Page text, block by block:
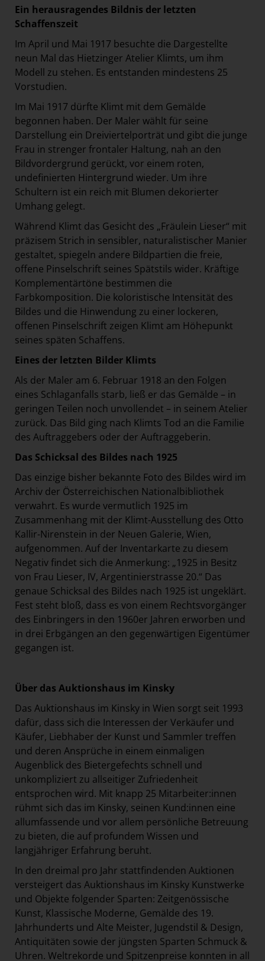
Ein herausragendes Bildnis der letzten
Schaffenszeit
Im April und Mai 1917 besuchte die Dargestellte
neun Mal das Hietzinger Atelier Klimts, um ihm
Modell zu stehen. Es entstanden mindestens 25
Vorstudien.
Im Mai 1917 dürfte Klimt mit dem Gemälde
begonnen haben. Der Maler wählt für seine
Darstellung ein Dreiviertelporträt und gibt die junge
Frau in strenger frontaler Haltung, nah an den
Bildvordergrund gerückt, vor einem roten,
undefinierten Hintergrund wieder. Um ihre
Schultern ist ein reich mit Blumen dekorierter
Umhang gelegt.
Während Klimt das Gesicht des „Fräulein Lieser“ mit
präzisem Strich in sensibler, naturalistischer Manier
gestaltet, spiegeln andere Bildpartien die freie,
offene Pinselschrift seines Spätstils wider. Kräftige
Komplementärtöne bestimmen die
Farbkomposition. Die koloristische Intensität des
Bildes und die Hinwendung zu einer lockeren,
offenen Pinselschrift zeigen Klimt am Höhepunkt
seines späten Schaffens.
Eines der letzten Bilder Klimts
Als der Maler am 6. Februar 1918 an den Folgen
eines Schlaganfalls starb, ließ er das Gemälde – in
geringen Teilen noch unvollendet – in seinem Atelier
zurück. Das Bild ging nach Klimts Tod an die Familie
des Auftraggebers oder der Auftraggeberin.
Das Schicksal des Bildes nach 1925
Das einzige bisher bekannte Foto des Bildes wird im
Archiv der Österreichischen Nationalbibliothek
verwahrt. Es wurde vermutlich 1925 im
Zusammenhang mit der Klimt-Ausstellung des Otto
Kallir-Nirenstein in der Neuen Galerie, Wien,
aufgenommen. Auf der Inventarkarte zu diesem
Negativ findet sich die Anmerkung: „1925 in Besitz
von Frau Lieser, IV, Argentinierstrasse 20.“ Das
genaue Schicksal des Bildes nach 1925 ist ungeklärt.
Fest steht bloß, dass es von einem Rechtsvorgänger
des Einbringers in den 1960er Jahren erworben und
in drei Erbgängen an den gegenwärtigen Eigentümer
gegangen ist.
Über das Auktionshaus im Kinsky
Das Auktionshaus im Kinsky in Wien sorgt seit 1993
dafür, dass sich die Interessen der Verkäufer und
Käufer, Liebhaber der Kunst und Sammler treffen
und deren Ansprüche in einem einmaligen
Augenblick des Bietergefechts schnell und
unkompliziert zu allseitiger Zufriedenheit
entsprochen wird. Mit knapp 25 Mitarbeiter:innen
rühmt sich das im Kinsky, seinen Kund:innen eine
allumfassende und vor allem persönliche Betreuung
zu bieten, die auf profundem Wissen und
langjähriger Erfahrung beruht.
In den dreimal pro Jahr stattfindenden Auktionen
versteigert das Auktionshaus im Kinsky Kunstwerke
und Objekte folgender Sparten: Zeitgenössische
Kunst, Klassische Moderne, Gemälde des 19.
Jahrhunderts und Alte Meister, Jugendstil & Design,
Antiquitäten sowie der jüngsten Sparten Schmuck &
Uhren. Weltrekorde und Spitzenpreise konnten in all